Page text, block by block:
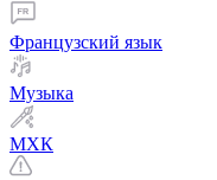
Французский язык
Музыка
МХК